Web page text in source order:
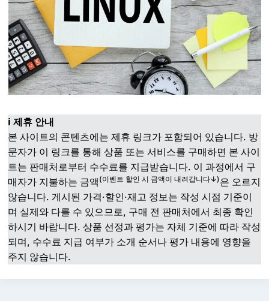
ℹ️ 제휴 안내
본 사이트의 콘텐츠에는 제휴 링크가 포함되어 있습니다. 방
문자가 이 링크를 통해 상품 또는 서비스를 구매하면 본 사이
트는 판매처로부터 수수료를 지급받습니다. 이 과정에서 구
매자가 지불하는 금액 (이벤트 할인 시 금액이 내려갑니다↓)은 오르지
않습니다. 게시된 가격·할인·재고 정보는 작성 시점 기준이
며 실제와 다를 수 있으므로, 구매 전 판매처에서 최종 확인
하시기 바랍니다. 상품 선정과 평가는 자체 기준에 따라 작성
되며, 수수료 지급 여부가 소개 순서나 평가 내용에 영향을
주지 않습니다.